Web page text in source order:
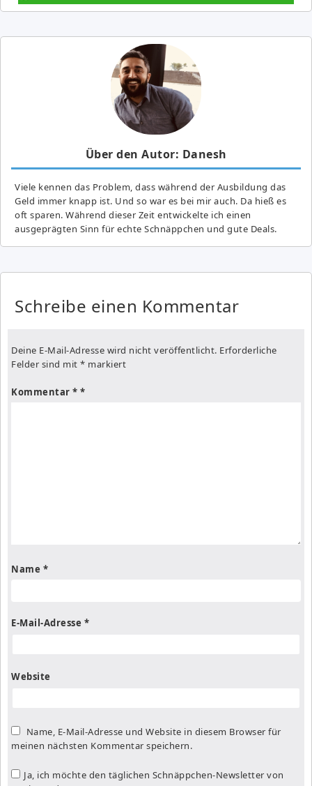
Über den Autor: Danesh
Viele kennen das Problem, dass während der Ausbildung das
Geld immer knapp ist. Und so war es bei mir auch. Da hieß es
oft sparen. Während dieser Zeit entwickelte ich einen
ausgeprägten Sinn für echte Schnäppchen und gute Deals.
Schreibe einen Kommentar
Deine E-Mail-Adresse wird nicht veröffentlicht. Erforderliche
Felder sind mit * markiert
Kommentar *
Name *
E-Mail-Adresse *
Website
Name, E-Mail-Adresse und Website in diesem Browser für
meinen nächsten Kommentar speichern.
Ja, ich möchte den täglichen Schnäppchen-Newsletter von